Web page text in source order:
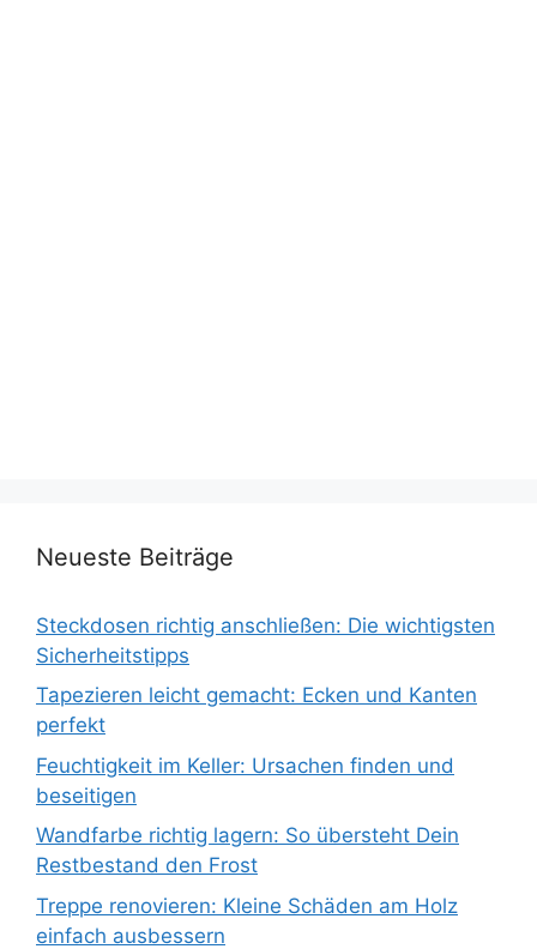
Neueste Beiträge
Steckdosen richtig anschließen: Die wichtigsten
Sicherheitstipps
Tapezieren leicht gemacht: Ecken und Kanten
perfekt
Feuchtigkeit im Keller: Ursachen finden und
beseitigen
Wandfarbe richtig lagern: So übersteht Dein
Restbestand den Frost
Treppe renovieren: Kleine Schäden am Holz
einfach ausbessern